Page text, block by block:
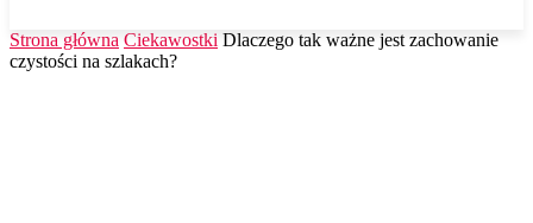
Strona główna Ciekawostki Dlaczego tak ważne jest zachowanie
czystości na szlakach?